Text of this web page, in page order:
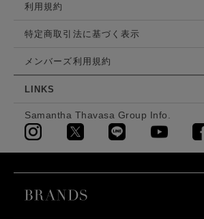
利用規約
特定商取引法に基づく表示
メンバーズ利用規約
LINKS
Samantha Thavasa Group Info.